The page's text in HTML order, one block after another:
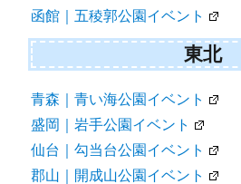
函館｜五稜郭公園イベント
東北
青森｜青い海公園イベント
盛岡｜岩手公園イベント
仙台｜勾当台公園イベント
郡山｜開成山公園イベント